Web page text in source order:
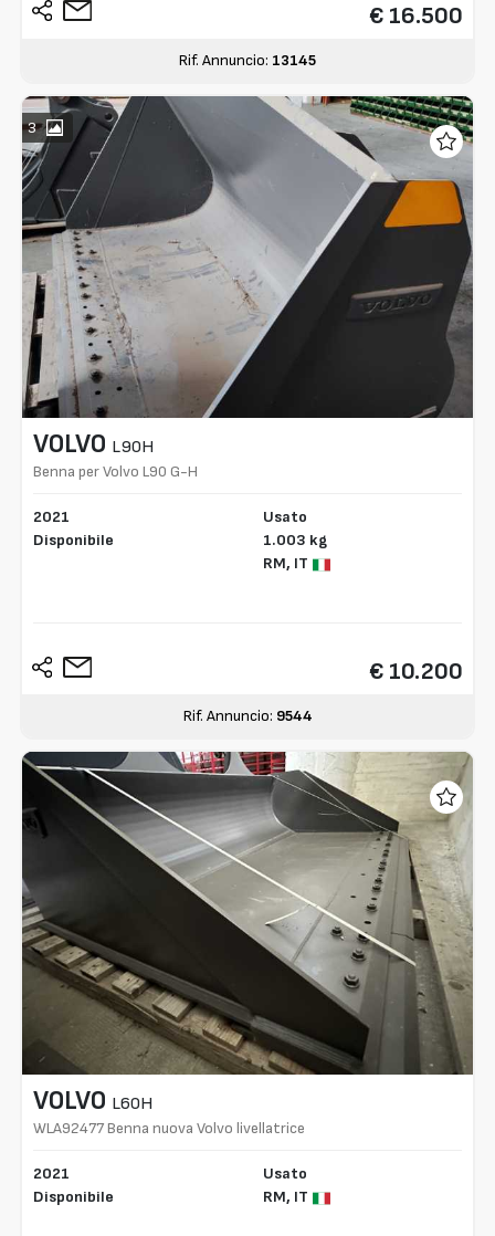
€ 16.500
Rif. Annuncio: 13145
3
VOLVO L90H
Benna per Volvo L90 G-H
2021
Disponibile
Usato
1.003 kg
RM, IT
€ 10.200
Rif. Annuncio: 9544
VOLVO L60H
WLA92477 Benna nuova Volvo livellatrice
2021
Disponibile
Usato
RM, IT